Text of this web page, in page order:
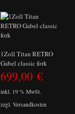
1Zoll Titan RETRO
Gabel classic fork
699,00€
inkl. 19 % MwSt.
zzgl.Versandkosten